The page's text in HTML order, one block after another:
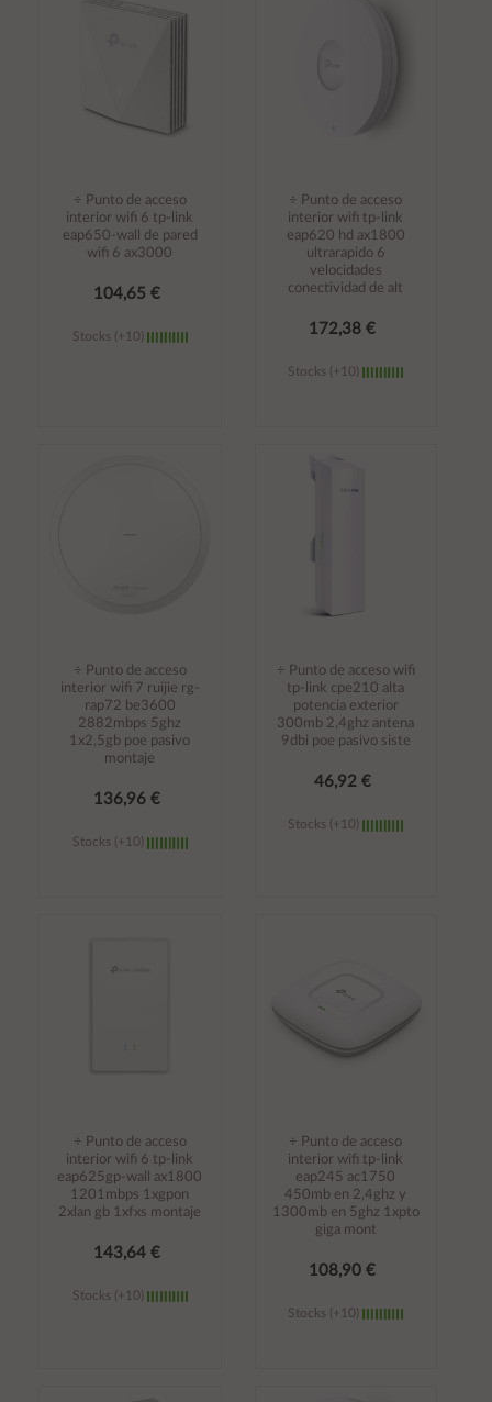
÷ Punto de acceso
interior wifi 6 tp-link
eap650-wall de pared
wifi 6 ax3000
104,65 €
Stocks (+10)
÷ Punto de acceso
interior wifi tp-link
eap620 hd ax1800
ultrarapido 6
velocidades
conectividad de alt
172,38 €
Stocks (+10)
÷ Punto de acceso
interior wifi 7 ruijie rg-
rap72 be3600
2882mbps 5ghz
1x2,5gb poe pasivo
montaje
136,96 €
Stocks (+10)
÷ Punto de acceso wifi
tp-link cpe210 alta
potencia exterior
300mb 2,4ghz antena
9dbi poe pasivo siste
46,92 €
Stocks (+10)
÷ Punto de acceso
interior wifi 6 tp-link
eap625gp-wall ax1800
1201mbps 1xgpon
2xlan gb 1xfxs montaje
143,64 €
Stocks (+10)
÷ Punto de acceso
interior wifi tp-link
eap245 ac1750
450mb en 2,4ghz y
1300mb en 5ghz 1xpto
giga mont
108,90 €
Stocks (+10)